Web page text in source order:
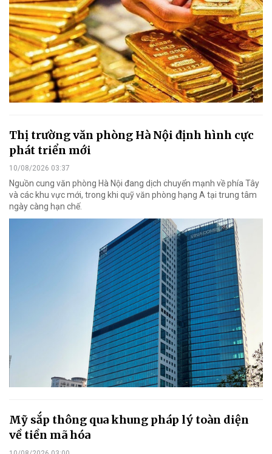
Thị trường văn phòng Hà Nội định hình cực
phát triển mới
10/08/2026 03:37
Nguồn cung văn phòng Hà Nội đang dịch chuyển mạnh về phía Tây
và các khu vực mới, trong khi quỹ văn phòng hạng A tại trung tâm
ngày càng hạn chế.
Mỹ sắp thông qua khung pháp lý toàn diện
về tiền mã hóa